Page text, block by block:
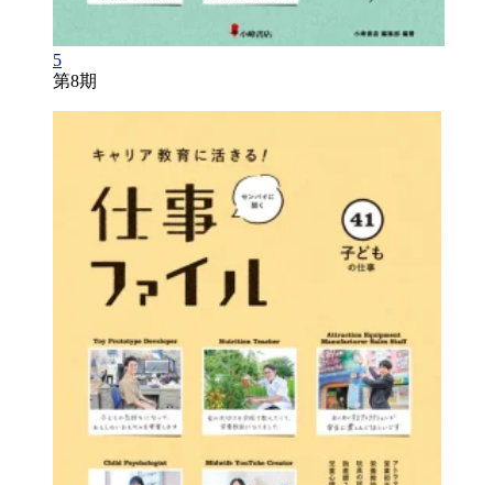
5
第8期